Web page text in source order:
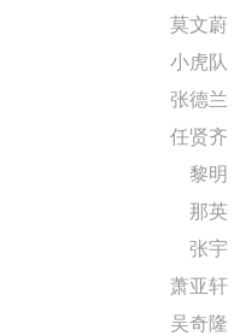
莫文蔚
小虎队
张德兰
任贤齐
黎明
那英
张宇
萧亚轩
吴奇隆